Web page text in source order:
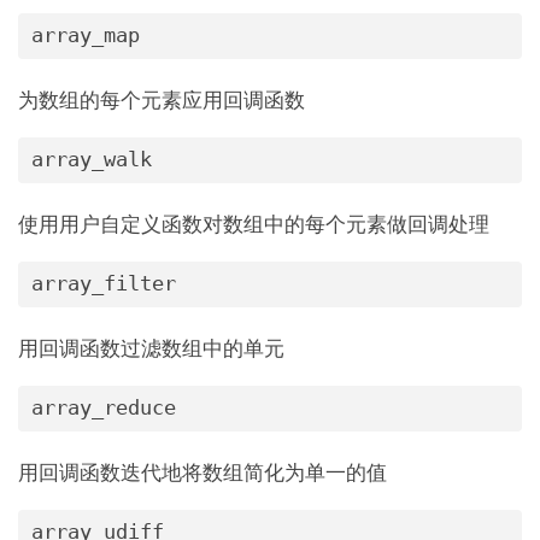
array_map
为数组的每个元素应用回调函数
array_walk
使用用户自定义函数对数组中的每个元素做回调处理
array_filter
用回调函数过滤数组中的单元
array_reduce
用回调函数迭代地将数组简化为单一的值
array_udiff